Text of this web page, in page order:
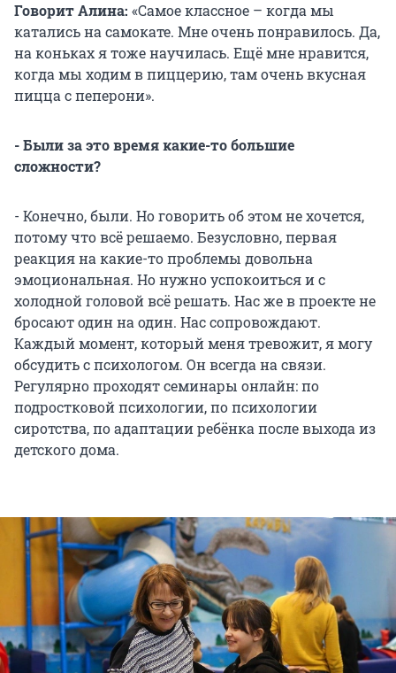
Говорит Алина: «Самое классное – когда мы
катались на самокате. Мне очень понравилось. Да,
на коньках я тоже научилась. Ещё мне нравится,
когда мы ходим в пиццерию, там очень вкусная
пицца с пеперони».
- Были за это время какие-то большие
сложности?
- Конечно, были. Но говорить об этом не хочется,
потому что всё решаемо. Безусловно, первая
реакция на какие-то проблемы довольна
эмоциональная. Но нужно успокоиться и с
холодной головой всё решать. Нас же в проекте не
бросают один на один. Нас сопровождают.
Каждый момент, который меня тревожит, я могу
обсудить с психологом. Он всегда на связи.
Регулярно проходят семинары онлайн: по
подростковой психологии, по психологии
сиротства, по адаптации ребёнка после выхода из
детского дома.